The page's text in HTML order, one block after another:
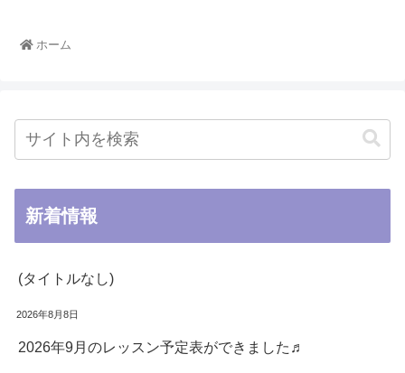
ホーム
新着情報
(タイトルなし)
2026年8月8日
2026年9月のレッスン予定表ができました♬